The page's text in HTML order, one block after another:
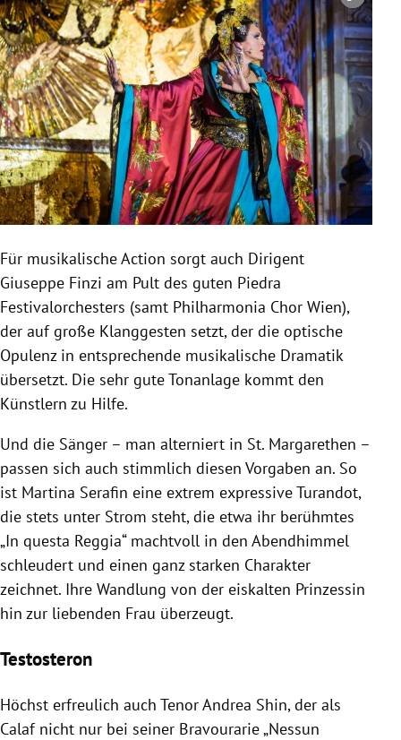
Für musikalische Action sorgt auch Dirigent
Giuseppe Finzi am Pult des guten Piedra
Festivalorchesters (samt Philharmonia Chor Wien),
der auf große Klanggesten setzt, der die optische
Opulenz in entsprechende musikalische Dramatik
übersetzt. Die sehr gute Tonanlage kommt den
Künstlern zu Hilfe.
Und die Sänger – man alterniert in St. Margarethen –
passen sich auch stimmlich diesen Vorgaben an. So
ist Martina Serafin eine extrem expressive Turandot,
die stets unter Strom steht, die etwa ihr berühmtes
„In questa Reggia“ machtvoll in den Abendhimmel
schleudert und einen ganz starken Charakter
zeichnet. Ihre Wandlung von der eiskalten Prinzessin
hin zur liebenden Frau überzeugt.
Testosteron
Höchst erfreulich auch Tenor Andrea Shin, der als
Calaf nicht nur bei seiner Bravourarie „Nessun